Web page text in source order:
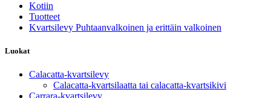
Kotiin
Tuotteet
Kvartsilevy Puhtaanvalkoinen ja erittäin valkoinen
Luokat
Calacatta-kvartsilevy
Calacatta-kvartsilaatta tai calacatta-kvartsikivi